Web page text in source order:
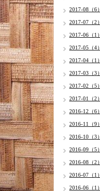
2017-08（6）
2017-07（2）
2017-06（1）
2017-05（4）
2017-04（1）
2017-03（3）
2017-02（5）
2017-01（2）
2016-12（6）
2016-11（9）
2016-10（3）
2016-09（5）
2016-08（2）
2016-07（1）
2016-06（1）